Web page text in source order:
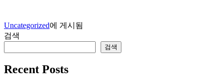
Uncategorized에 게시됨
검색
검색
Recent Posts